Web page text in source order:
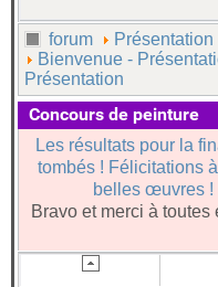
forum
Bienvenue -
Présentation
Concours de peinture
Les résultats pour la
tombés ! Félicitations
belles œuvres !
Bravo et merci à